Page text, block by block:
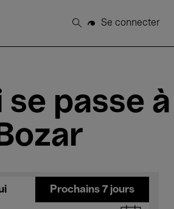
Rechercher
Se connecter
se passe à
Bozar
Prochains 7 jours